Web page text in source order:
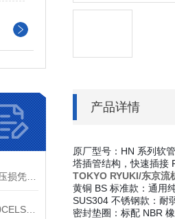
产品详情
原厂型号： HN 系列软
塔插管结构，快速插接
TOKYO RYUKI/东京流
黄铜 BS 标准款 ：通用
SUS304 不锈钢款 ：耐
密封垫圈 ：标配 NBR